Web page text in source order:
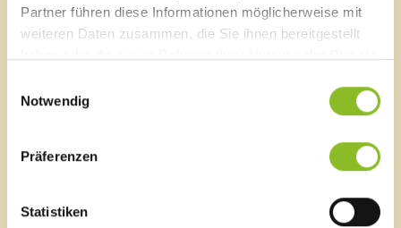
Partner führen diese Informationen möglicherweise mit
weiteren Daten zusammen, die Sie ihnen bereitgestellt
Notwendig
Präferenzen
Statistiken
News Archiv
Juni 2026(19 Einträge)
März 2026